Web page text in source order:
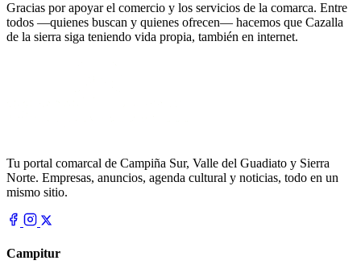
Gracias por apoyar el comercio y los servicios de la comarca. Entre
todos —quienes buscan y quienes ofrecen— hacemos que Cazalla
de la sierra siga teniendo vida propia, también en internet.
Tu portal comarcal de Campiña Sur, Valle del Guadiato y Sierra
Norte. Empresas, anuncios, agenda cultural y noticias, todo en un
mismo sitio.
Campitur